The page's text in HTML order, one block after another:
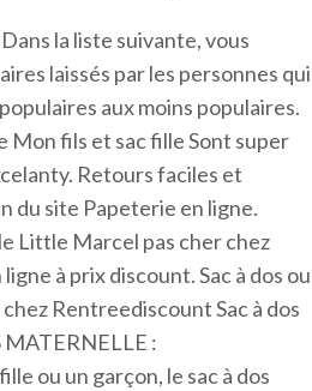
la liste suivante, vous
laissés par les personnes qui
aux moins populaires.
Mon fils et sac fille Sont super
Retours faciles et
du site Papeterie en ligne.
Little Marcel pas cher chez
à prix discount. Sac à dos ou
Rentreediscount Sac à dos
:
ou un garçon, le sac à dos